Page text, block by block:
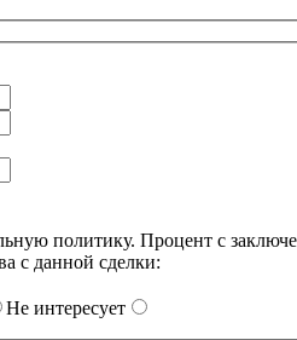
политику. Процент с
с данной сделки:
Не интересует